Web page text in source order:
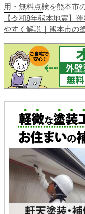
用・無料点検を熊本市
【令和8年熊本地震】
やすく解説｜熊本市の